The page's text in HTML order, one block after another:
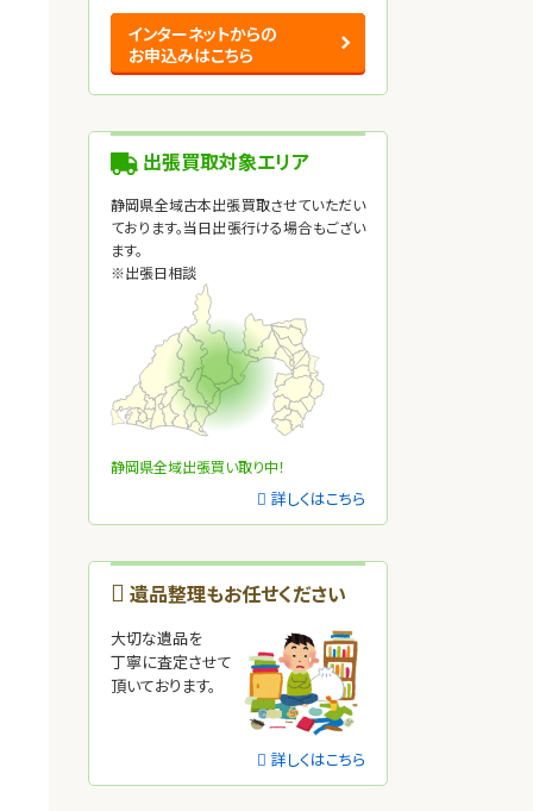
インターネットからの
お申込みはこちら
出張買取対象エリア
静岡県全域古本出張買取させていただい
ております。当日出張行ける場合もござい
ます。
※出張日相談
静岡県全域出張買い取り中！
詳しくはこちら
遺品整理もお任せください
大切な遺品を
丁寧に査定させて
頂いております。
詳しくはこちら